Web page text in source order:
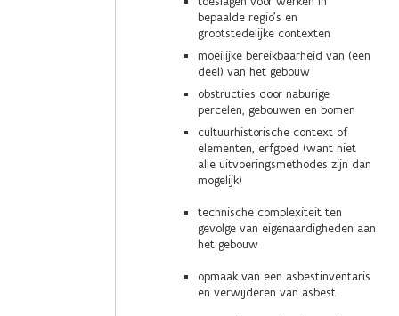
bepaalde regio’s en
grootstedelijke contexten
moeilijke bereikbaarheid van (een
deel) van het gebouw
obstructies door naburige
percelen, gebouwen en bomen
cultuurhistorische context of
elementen, erfgoed (want niet
alle uitvoeringsmethodes zijn dan
mogelijk)
technische complexiteit ten
gevolge van eigenaardigheden aan
het gebouw
opmaak van een asbestinventaris
en verwijderen van asbest